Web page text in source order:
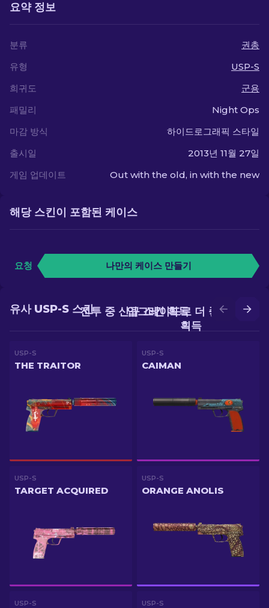
요약 정보
분류
권총
유형
USP-S
희귀도
군용
패밀리
Night Ops
마감 방식
하이드로그래픽 스타일
출시일
2013년 11월 27일
게임 업데이트
Out with the old, in with the new
해당 스킨이 포함된 케이스
요청 나만의 케이스 만들기
업그레이드로 더 좋은 스킨
획득
전투 중 신규 스킨 획득
유사 USP-S 스킨
USP-S
THE TRAITOR
USP-S
CAIMAN
USP-S
TARGET ACQUIRED
USP-S
ORANGE ANOLIS
USP-S USP-S